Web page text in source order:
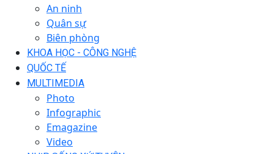
An ninh
Quân sự
Biên phòng
KHOA HỌC - CÔNG NGHỆ
QUỐC TẾ
MULTIMEDIA
Photo
Infographic
Emagazine
Video